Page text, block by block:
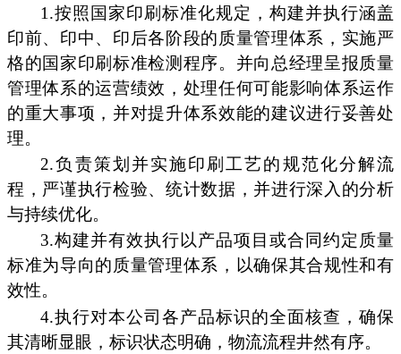
1.按照国家印刷标准化规定，构建并执行涵盖
印前、印中、印后各阶段的质量管理体系，实施严
格的国家印刷标准检测程序。并向总经理呈报质量
管理体系的运营绩效，处理任何可能影响体系运作
的重大事项，并对提升体系效能的建议进行妥善处
理。
2.负责策划并实施印刷工艺的规范化分解流
程，严谨执行检验、统计数据，并进行深入的分析
与持续优化。
3.构建并有效执行以产品项目或合同约定质量
标准为导向的质量管理体系，以确保其合规性和有
效性。
4.执行对本公司各产品标识的全面核查，确保
其清晰显眼，标识状态明确，物流流程井然有序。